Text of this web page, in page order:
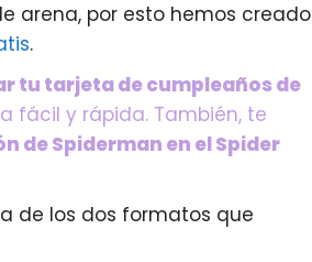
arena, por esto hemos creado
.
tu tarjeta de cumpleaños de
fácil y rápida. También, te
de Spiderman en el Spider
de los dos formatos que